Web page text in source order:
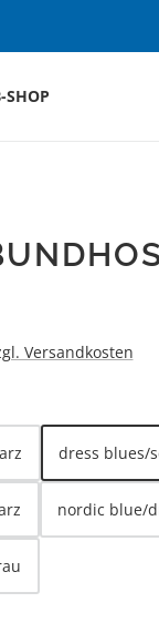
SHOP
Versandkosten
dress blues/
nordic blue/